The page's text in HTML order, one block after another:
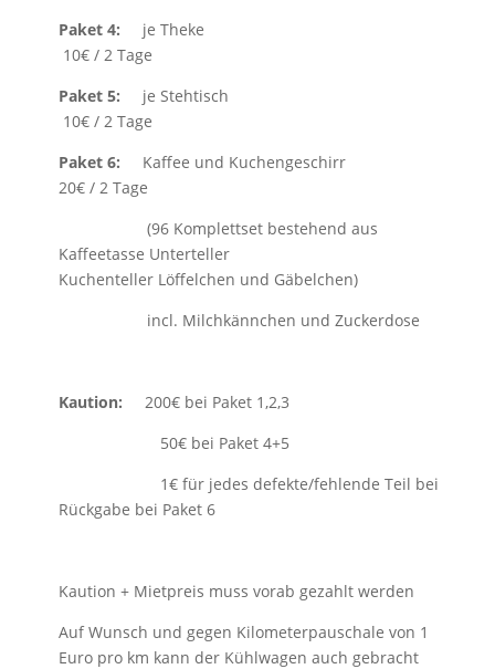
Paket 4: je Theke
10€ / 2 Tage
Paket 5:
je Stehtisch
10€ / 2 Tage
Paket 6: Kaffee und Kuchengeschirr
20€ / 2 Tage
(96 Komplettset bestehend aus
Kaffeetasse Unterteller
Kuchenteller Löffelchen und Gäbelchen)
incl. Milchkännchen und Zuckerdose
Kaution: 200€ bei Paket 1,2,3
50€ bei Paket 4+5
1€ für jedes defekte/fehlende Teil bei
Rückgabe bei Paket 6
Kaution + Mietpreis muss vorab gezahlt werden
Auf Wunsch und gegen Kilometerpauschale von 1
Euro pro km kann der Kühlwagen auch gebracht